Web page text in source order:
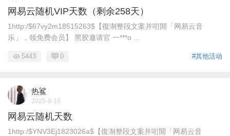
网易云随机VIP天数（剩余258天）
1http:/$67vy2m18515263$【復淛整段文案并咑閞「网易云音
乐」，领免费会员】 黑胶邀请官 一***o ...
#其他活动
5443 0
热鲨
2025-9-10
网易云随机天数
1http:/$YNV3Ej1823026a$【復淛整段文案并咑閞「网易云音